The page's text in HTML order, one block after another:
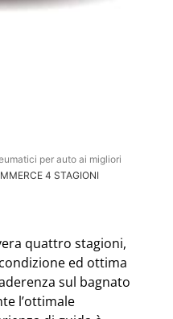
per auto ai migliori
4 STAGIONI
quattro stagioni,
ed ottima
sul bagnato
l’ottimale